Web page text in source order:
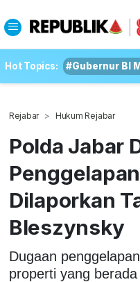
Hot Topics: #Gubernur BI
Rejabar Hukum Rejabar
Polda Jabar
Dilaporkan
Bleszynsky
Dugaan
properti yang